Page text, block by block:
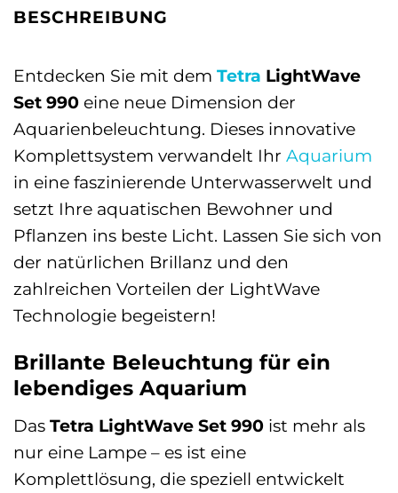
BESCHREIBUNG
Entdecken Sie mit dem Tetra LightWave
Set 990 eine neue Dimension der
Aquarienbeleuchtung. Dieses innovative
Komplettsystem verwandelt Ihr Aquarium
in eine faszinierende Unterwasserwelt und
setzt Ihre aquatischen Bewohner und
Pflanzen ins beste Licht. Lassen Sie sich von
der natürlichen Brillanz und den
zahlreichen Vorteilen der LightWave
Technologie begeistern!
Brillante Beleuchtung für ein
lebendiges Aquarium
Das Tetra LightWave Set 990 ist mehr als
nur eine Lampe – es ist eine
Komplettlösung, die speziell entwickelt